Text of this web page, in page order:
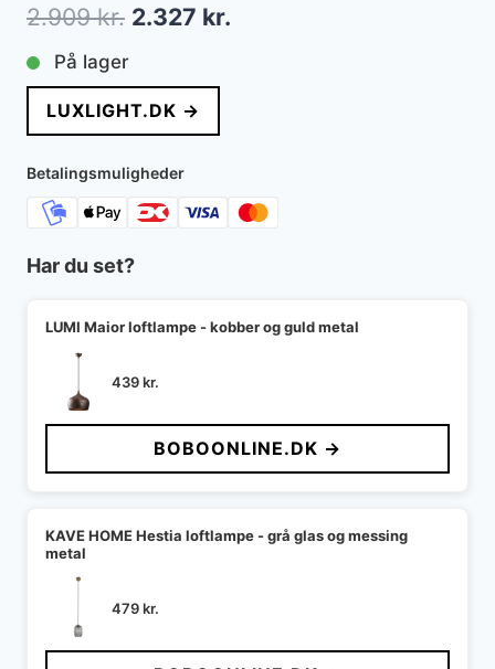
2.909kr. Den
pris
var:
2.909 kr..
2.327 kr.
På lager
LUXLIGHT.DK →
Betalingsmuligheder
Har du set?
LUMI Maior loftlampe - kobber og guld metal
439kr.
BOBOONLINE.DK →
KAVE HOME Hestia loftlampe - grå glas og messing
metal
479kr.